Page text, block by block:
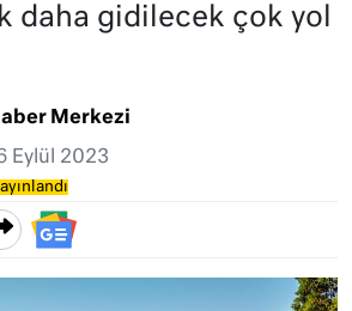
daha gidilecek çok yol
Merkezi
Eylül 2023